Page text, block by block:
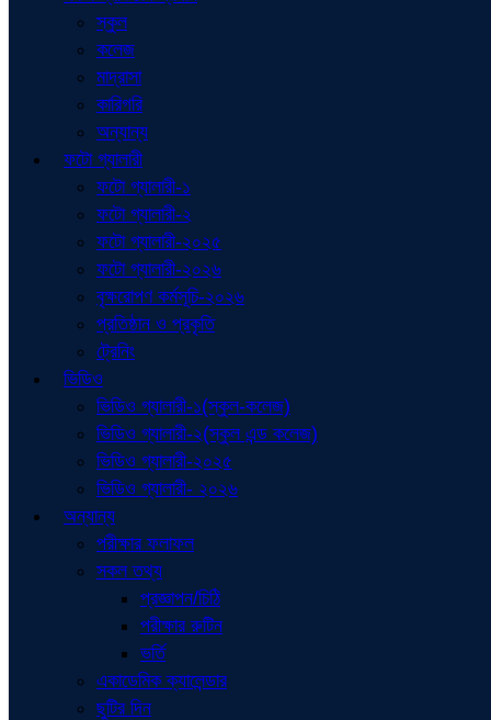
স্কুল
কলেজ
মাদ্রাসা
কারিগরি
অন্যান্য
ফটো গ্যালারী
ফটো গ্যালারী-১
ফটো গ্যালারী-২
ফটো গ্যালারী-২০২৫
ফটো গ্যালারী-২০২৬
বৃক্ষরোপণ কর্মসূচি-২০২৬
প্রতিষ্ঠান ও প্রকৃতি
ট্রেনিং
ভিডিও
ভিডিও গ্যালারী-১(স্কুল-কলেজ)
ভিডিও গ্যালারী-২(স্কুল এন্ড কলেজ)
ভিডিও গ্যালারী-২০২৫
ভিডিও গ্যালারী- ২০২৬
অন্যান্য
পরীক্ষার ফলাফল
সকল তথ্য
প্রজ্ঞাপন/চিঠি
পরীক্ষার রুটিন
ভর্তি
একাডেমিক ক্যালেন্ডার
ছুটির দিন